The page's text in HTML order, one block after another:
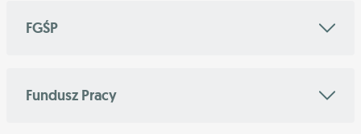
FGŚP
Fundusz Pracy